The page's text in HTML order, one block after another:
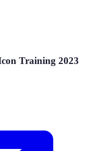
Training 2023